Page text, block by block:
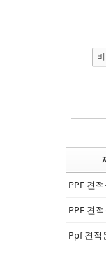
PPF 견
PPF 견
Ppf 견적